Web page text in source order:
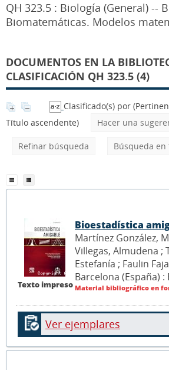
QH 323.5 : Biología (General) --
Biomatemáticas. Modelos
DOCUMENTOS EN LA
CLASIFICACIÓN QH 323.5 (4)
Clasificado(s) por
Título ascendente)
Hacer una
Refinar búsqueda Búsqueda
Texto impreso
Bioestadística
Martínez González,
Villegas, Almudena ;
Estefanía ; Faulin
Barcelona (España) :
Material bibliográfico en
Ver ejemplares